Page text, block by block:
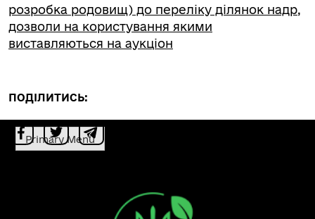
розробка родовищ) до переліку ділянок надр,
дозволи на користування якими
виставляються на аукціон
ПОДІЛИТИСЬ:
Primary Menu